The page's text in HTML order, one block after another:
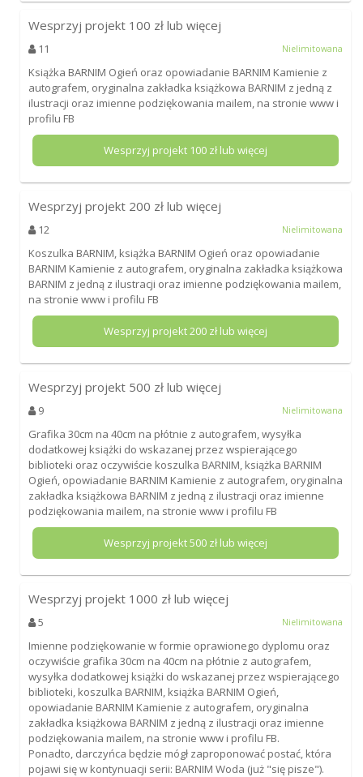
Wesprzyj projekt 100 zł lub więcej
11 Nielimitowana
Książka BARNIM Ogień oraz opowiadanie BARNIM Kamienie z
autografem, oryginalna zakładka książkowa BARNIM z jedną z
ilustracji oraz imienne podziękowania mailem, na stronie www i
profilu FB
Wesprzyj projekt 100zł lub więcej
Wesprzyj projekt 200 zł lub więcej
12 Nielimitowana
Koszulka BARNIM, książka BARNIM Ogień oraz opowiadanie
BARNIM Kamienie z autografem, oryginalna zakładka książkowa
BARNIM z jedną z ilustracji oraz imienne podziękowania mailem,
na stronie www i profilu FB
Wesprzyj projekt200zł lub więcej
Wesprzyj projekt 500 zł lub więcej
9 Nielimitowana
Grafika 30cm na 40cm na płótnie z autografem, wysyłka
dodatkowej książki do wskazanej przez wspierającego
biblioteki oraz oczywiście koszulka BARNIM, książka BARNIM
Ogień, opowiadanie BARNIM Kamienie z autografem, oryginalna
zakładka książkowa BARNIM z jedną z ilustracji oraz imienne
podziękowania mailem, na stronie www i profilu FB
Wesprzyj projekt500zł lub więcej
Wesprzyj projekt 1000 zł lub więcej
5 Nielimitowana
Imienne podziękowanie w formie oprawionego dyplomu oraz
oczywiście grafika 30cm na 40cm na płótnie z autografem,
wysyłka dodatkowej książki do wskazanej przez wspierającego
biblioteki, koszulka BARNIM, książka BARNIM Ogień,
opowiadanie BARNIM Kamienie z autografem, oryginalna
zakładka książkowa BARNIM z jedną z ilustracji oraz imienne
podziękowania mailem, na stronie www i profilu FB.
Ponadto, darczyńca będzie mógł zaproponować postać, która
pojawi się w kontynuacji serii: BARNIM Woda (już "się pisze").